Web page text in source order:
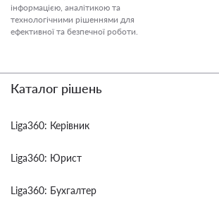
інформацією, аналітикою та
технологічними рішеннями для
ефективної та безпечної роботи.
Каталог рішень
Liga360: Керівник
Liga360: Юрист
Liga360: Бухгалтер